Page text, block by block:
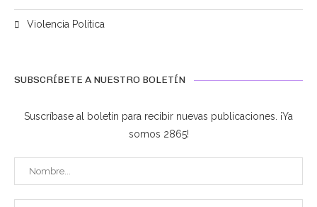
Violencia Política
SUBSCRÍBETE A NUESTRO BOLETÍN
Suscríbase al boletín para recibir nuevas publicaciones. ¡Ya
somos 2865!